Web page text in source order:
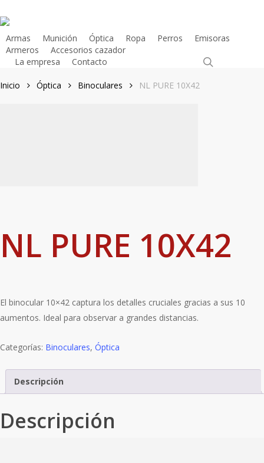
to
main
content
Armas Munición Óptica Ropa Perros
Emisoras
Armeros
Accesorios cazador
La empresa
Contacto
Inicio Óptica Binoculares NL PURE 10X42
NL PURE 10X42
El binocular 10×42 captura los detalles cruciales gracias a sus 10
aumentos. Ideal para observar a grandes distancias.
Categorías: Binoculares, Óptica
Descripción
Descripción